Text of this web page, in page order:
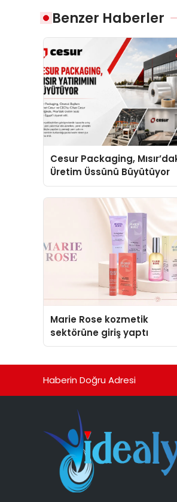
Benzer Haberler
Cesur Packaging,
Üretim Üssünü Büyütüyor
Marie Rose kozmetik
sektörüne giriş yaptı
Haberin Doğru Adresi